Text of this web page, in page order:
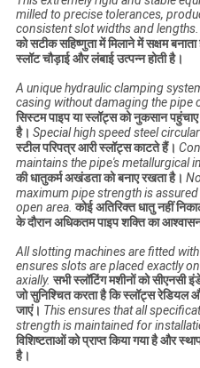
milled to precise tolerances,
consistent slot widths and lengths.
को सटीक सहिष्णुता में मिलाने में सक्षम
स्लॉट चौड़ाई और लंबाई उत्पन्न होती है।
A unique hydraulic clamping
casing without damaging the pipe
सिस्टम पाइप या स्लॉट्स को नुकसान
है। Special high speed steel
स्टील परिपत्र आरी स्लॉट्स काटते हैं।
maintains the pipe's metallurgical
की धातुकर्म अखंडता को बनाए रखता है।
maximum pipe strength is
open area. कोई अतिरिक्त धातु नहीं
के दौरान अधिकतम पाइप शक्ति का आश्वासन
All slotting machines are fitted
ensures slots are placed exactly
axially. सभी स्लॉटिंग मशीनों को सीएनसी
जो सुनिश्चित करता है कि स्लॉट्स रेडियल
जाएं। This ensures that all
strength is maintained for
विशिष्टताओं को प्राप्त किया गया है और
है।